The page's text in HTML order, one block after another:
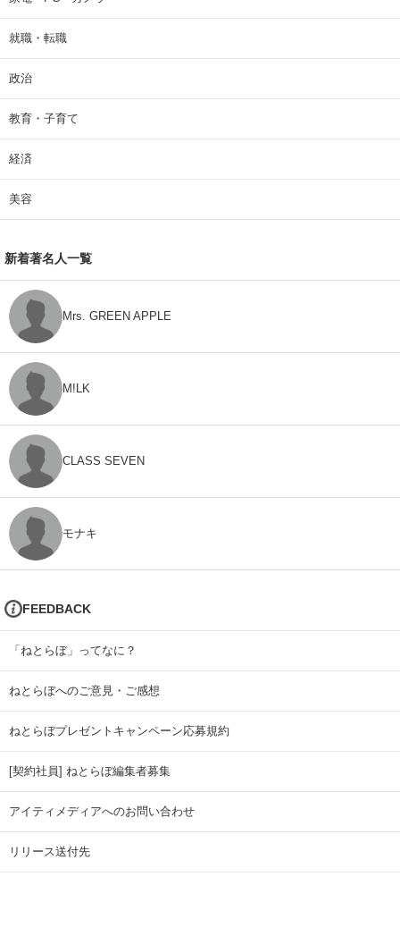
就職・転職
政治
教育・子育て
経済
美容
新着著名人一覧
Mrs. GREEN APPLE
M!LK
CLASS SEVEN
モナキ
FEEDBACK
「ねとらぼ」ってなに？
ねとらぼへのご意見・ご感想
ねとらぼプレゼントキャンペーン応募規約
[契約社員] ねとらぼ編集者募集
アイティメディアへのお問い合わせ
リリース送付先